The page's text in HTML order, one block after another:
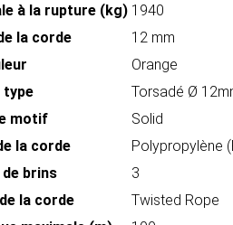
à la rupture (kg) 1940
la corde
12 mm
Orange
type
Torsadé Ø
motif
Solid
la corde
Polypropylène
brins
3
la corde
Twisted Rope